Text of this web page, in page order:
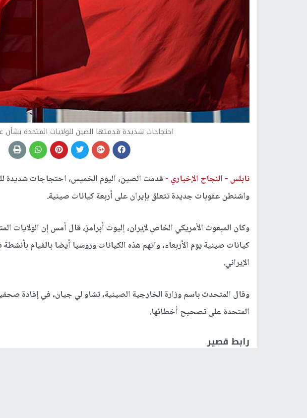
احتجاجات شديدة قدمتها الصين للولايات المتحدة بشأن
نابلس - النجاح الإخباري - قدمت الصين، اليوم الخميس، احتجاجات شديدة
واشنطن عقوبات جديدة تتعلق بإيران على أربعة كيانات صينية.
وكان المبعوث الأمريكي الخاص لإيران، إليوت أبرامز، قال أمس إن
كيانات صينية يوم الأربعاء، واتهم هذه الكيانات وروسيا أيضا بالقيام
الإيراني.
وقال المتحدث باسم وزارة الخارجية الصينية، تشاو لي جيان، في إفادة
المتحدة على تصحيح أخطائها.
رابط قصير